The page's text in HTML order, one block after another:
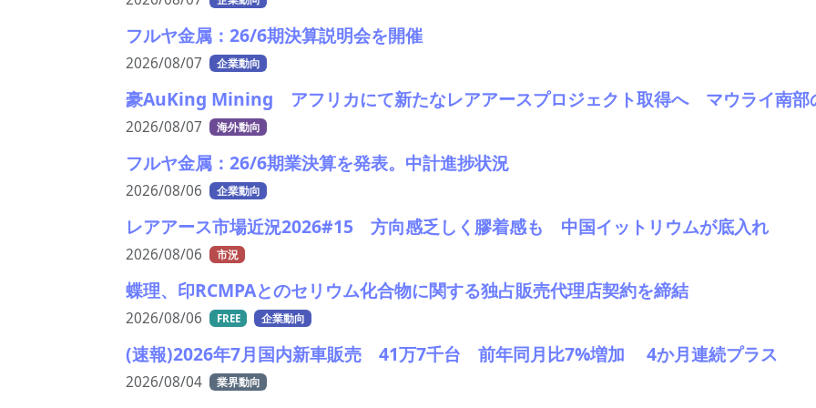
フルヤ金属：26/6期決算説明会を開催
2026/08/07 企業動向
豪AuKing Mining アフリカにて新たなレアアースプロジェクト取得へ マウライ南部
2026/08/07 海外動向
フルヤ金属：26/6期業決算を発表。中計進捗状況
2026/08/06 企業動向
レアアース市場近況2026#15 方向感乏しく膠着感も 中国イットリウムが底入れ
2026/08/06 市況
蝶理、印RCMPAとのセリウム化合物に関する独占販売代理店契約を締結
2026/08/06 FREE 企業動向
(速報)2026年7月国内新車販売 41万7千台 前年同月比7%増加 4か月連続プラス
2026/08/04 業界動向